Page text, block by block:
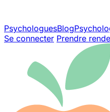
PsychologuesBlog
Se connecter Prendre